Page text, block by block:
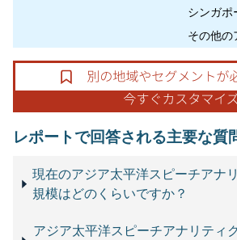
シンガポ
その他の
レポートで回答される主要な質
現在のアジア太平洋スピーチアナ
規模はどのくらいですか？
アジア太平洋スピーチアナリティ